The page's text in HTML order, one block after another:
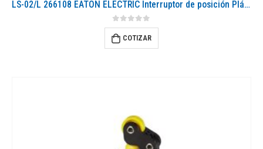
LS-02/L 266108 EATON ELECTRIC Interruptor de posición Plástico 2 NC Palanca de rodillo
0out of 5
COTIZAR